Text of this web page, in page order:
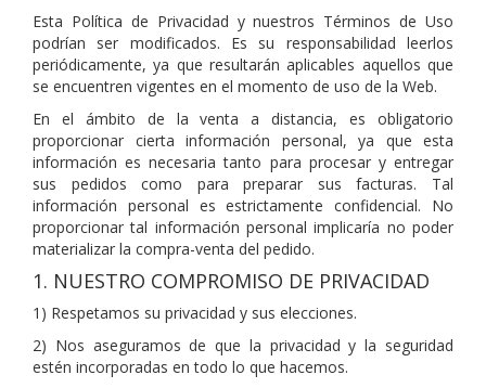
Esta Política de Privacidad y nuestros Términos de Uso
podrían ser modificados. Es su responsabilidad leerlos
periódicamente, ya que resultarán aplicables aquellos que
se encuentren vigentes en el momento de uso de la Web.
En el ámbito de la venta a distancia, es obligatorio
proporcionar cierta información personal, ya que esta
información es necesaria tanto para procesar y entregar
sus pedidos como para preparar sus facturas. Tal
información personal es estrictamente confidencial. No
proporcionar tal información personal implicaría no poder
materializar la compra-venta del pedido.
1. NUESTRO COMPROMISO DE PRIVACIDAD
1) Respetamos su privacidad y sus elecciones.
2) Nos aseguramos de que la privacidad y la seguridad
estén incorporadas en todo lo que hacemos.